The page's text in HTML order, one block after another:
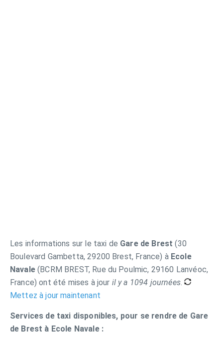
Les informations sur le taxi de Gare de Brest (30
Boulevard Gambetta, 29200 Brest, France) à Ecole
Navale(BCRM BREST, Rue du Poulmic, 29160 Lanvéoc,
France) ont été mises à jour il y a 1094 journées.
Mettez à jour maintenant
Services de taxi disponibles, pour se rendre de Gare
de Brest à Ecole Navale :